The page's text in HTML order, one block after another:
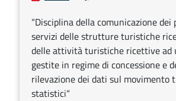
“Disciplina della comunicazione dei
servizi delle strutture turistiche
delle attività turistiche ricettive ad
gestite in regime di concessione e
rilevazione dei dati sul movimento
statistici“